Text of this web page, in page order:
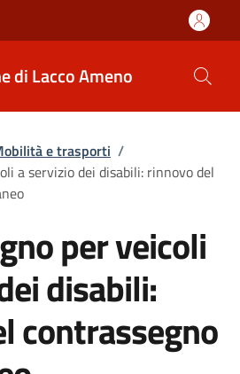
di Lacco Ameno
e trasporti /
a servizio dei disabili: rinnovo del
per veicoli
disabili:
contrassegno